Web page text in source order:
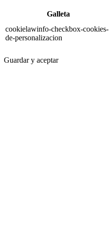
Galleta
cookielawinfo-checkbox-cookies-
de-personalizacion
Guardar y aceptar